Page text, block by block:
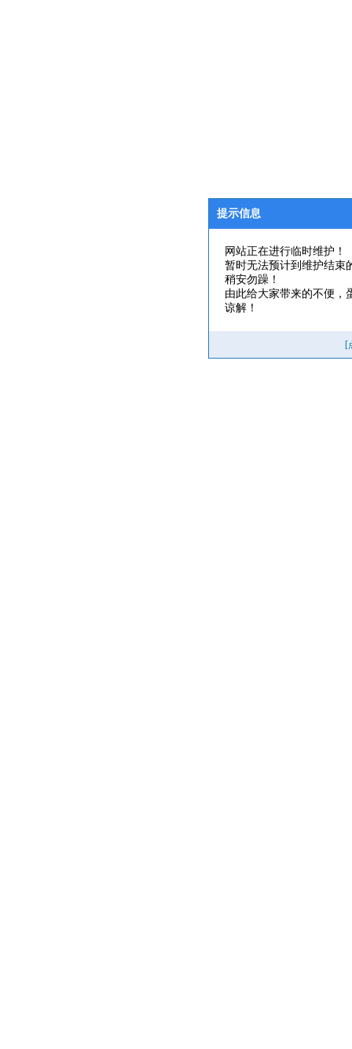
提示信息
网站正在进行临时维护！
暂时无法预计到维护结束
稍安勿躁！
由此给大家带来的不便，
谅解！
[